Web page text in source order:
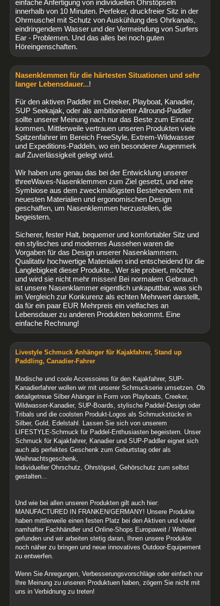
einfache Anfertigung von individuellen Ohrstöpseln
innerhalb von 10 Minuten. Perfeker, druckfreier Sitz in der
Ohrmuschel mit Schutz von Auskühlung des Ohrkanals,
eindringendem Wasser und der Vermeindung von Surfers
Ear - Problemen. Und das alles bei noch guten
Höreingenschaften.
Nasenklemmen für die härtesten Situationen und sehr
langer Lebensdauer...!
Für den aktiven Paddler im Creeker, Playboat, Kanadier,
SUP Seekajak, oder als ambitionierter Allround-Paddler
sollte unserer Meinung nach nur das Beste zum Einsatz
kommen. Mittlerweile vertrauen unseren Produkten viele
Spitzenfahrer im Bereich FreeStyle, Extrem-Wildwasser
und Expeditions-Paddeln, wo ein besonderer Augenmerk
auf Zuverlässigkeit gelegt wird.
Wir haben uns genau das bei der Entwicklung unserer
threeWaves-Nasenklemmen zum Ziel gesetzt, und eine
Symbiose aus dem zweckmäßigsten Bestehendem mit
neuesten Materialien und ergonomischen Design
geschaffen, um Nasenklemmen herzustellen, die
begeistern.
Sicherer, fester Halt, bequemer und komfortabler Sitz und
ein stylisches und modernes Aussehen waren die
Vorgaben für das Design unserer Nasenklammern.
Qualitativ hochwertige Materialien sind entscheidend für die
Langlebigkeit dieser Produkte.. Wer sie probiert, möchte
und wird sie nicht mehr missen! Bei normalem Gebrauch
ist unsere Nasenklammer eigentlich unkaputtbar, was sich
im Vergleich zur Konkurenz als echten Mehrwert darstellt,
da für ein paar EUR Mehrpreis ein vielfaches an
Lebensdauer zu anderen Produkten bekommt. Eine
einfache Rechnung!
Livestyle Schmuck Anhänger für Kajakfahrer, Stand up
Paddling, Canadier-Fahrer
Modische und coole Accessoires für den Kajakfahrer, SUP-
Kanadierfahrer wollen wir mit unserer Schmuckserie umsetzen. Ob
detailgetreue Silber Ahänger in Form von Playboats, Creeker,
Wildwasser-Kanadier, SUP-Boards, stylische Paddel-Design oder
Tribals und die coolsten Produkt-Logos als Schmuckstücke in
Silber, Gold, Edelstahl. Lassen Sie sich von unserem
LIFESTYLE-Schmuck für Paddel-Enthusiasten begeistern. Unser
Schmuck für Kajakfahrer, Kanadier und SUP-Paddler eignet sich
auch als perfektes Geschenk zum Geburtstag oder als
Weihnachtsgeschenk,
Individueller Ohrschutz, Ohrstöpsel, Gehörschutz zum selbst
gestalten...
Und wie bei allen unseren Produkten gilt auch hier:
MANUFACTURED IN FRANKEN/GERMANY! Unsere Produkte
haben mittlerweile einen festen Platz bei den Aktiven und vieler
namhafter Fachhändler und Online-Shops Europaweit / Weltweit
gefunden und wir arbeiten stetig daran, Ihnen unsere Produkte
noch näher zu bringen und neue innovatives Outdoor-Equipement
zu entwerfen.
Wenn Sie Anregungen, Verbesserungsvorschläge oder einfach nur
Ihre Meinung zu unseren Produktuen haben, zögern Sie nicht mit
uns in Verbidnung zu treten!